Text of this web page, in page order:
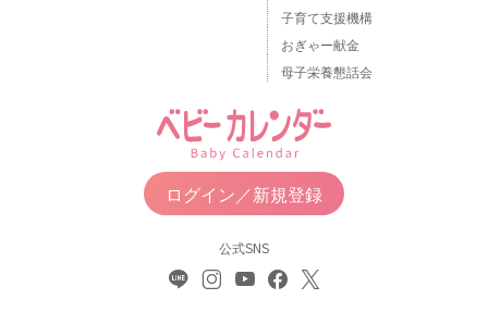
子育て支援機構
おぎゃー献金
母子栄養懇話会
ログイン／新規登録
公式SNS